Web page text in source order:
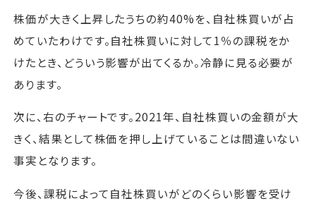
株価が大きく上昇したうちの約40%を、自社株買いが占
めていたわけです。自社株買いに対して1％の課税をか
けたとき、どういう影響が出てくるか。冷静に見る必要が
あります。
次に、右のチャートです。2021年、自社株買いの金額が大
きく、結果として株価を押し上げていることは間違いない
事実となります。
今後、課税によって自社株買いがどのくらい影響を受け